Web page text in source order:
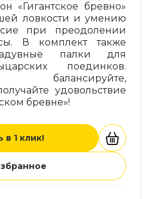
«Гигантское бревно»
ловкости и умению
при преодолении
В комплект также
палки для
поединков.
балансируйте,
удовольствие
бревне»!
в 1 клик!